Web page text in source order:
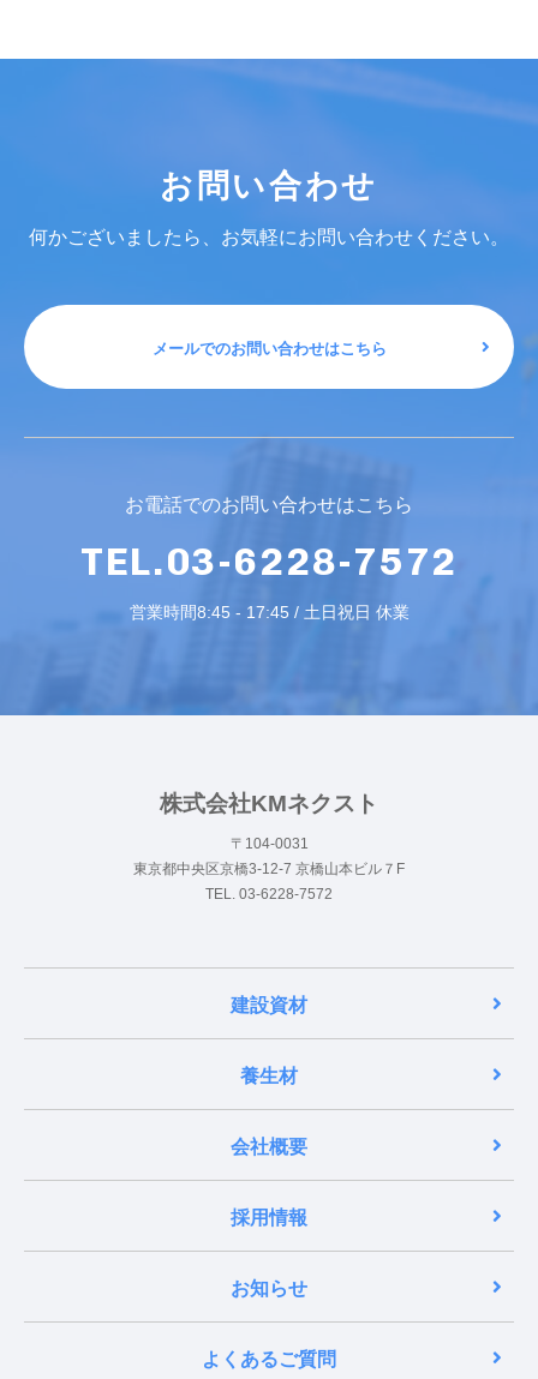
お問い合わせ
何かございましたら、お気軽にお問い合わせください。
メールでのお問い合わせはこちら
お電話でのお問い合わせはこちら
TEL.03-6228-7572
営業時間8:45 - 17:45 / 土日祝日 休業
株式会社KMネクスト
〒104-0031
東京都中央区京橋3-12-7 京橋山本ビル７F
TEL. 03-6228-7572
建設資材
養生材
会社概要
採用情報
お知らせ
よくあるご質問